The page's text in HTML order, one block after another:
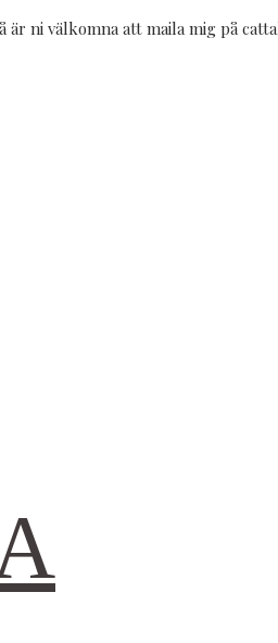
ni välkomna att maila mig på